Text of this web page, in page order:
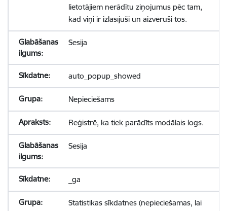
lietotājiem nerādītu ziņojumus pēc tam,
kad viņi ir izlasījuši un aizvēruši tos.
Sesija
auto_popup_showed
Nepieciešams
Reģistrē, ka tiek parādīts modālais logs.
Sesija
_ga
Statistikas sīkdatnes (nepieciešamas, lai